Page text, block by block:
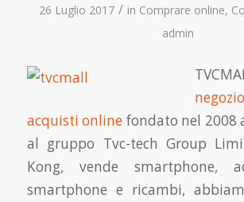
26 Luglio 2017 / in Comprare online,
admin
acquisti online fondato nel 2008
al gruppo Tvc-tech Group
Kong, vende smartphone,
smartphone e ricambi,